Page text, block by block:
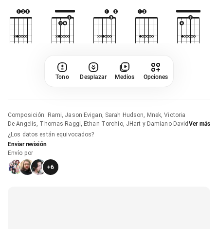
Tono Desplazar Medios Opciones
Composición: Rami, Jason Evigan, Sarah Hudson, Mnek, Victoria
De Angelis, Thomas Raggi, Ethan Torchio, JHart y Damiano David Ver más
¿Los datos están equivocados?
Enviar revisión
Envío por
+6